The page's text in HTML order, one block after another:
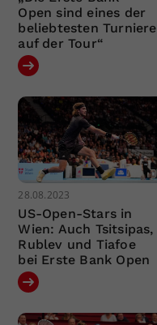
Open sind eines der
beliebtesten Turniere
auf der Tour“
28.08.2023
US-Open-Stars in
Wien: Auch Tsitsipas,
Rublev und Tiafoe
bei Erste Bank Open